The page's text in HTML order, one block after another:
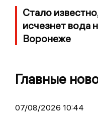
Стало
исчезнет вода
Воронеже
Главные
07/08/2026 10:44